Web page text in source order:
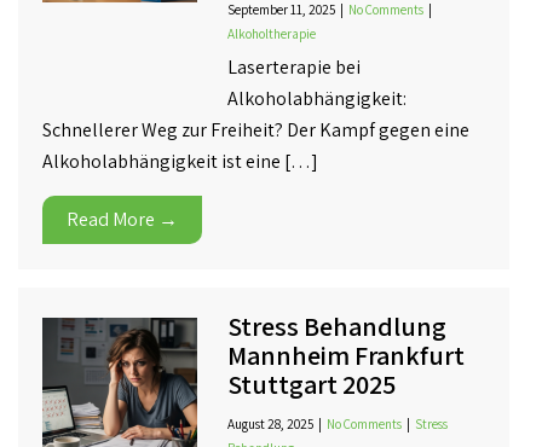
September 11, 2025 No Comments
Alkoholtherapie
Laserterapie bei
Alkoholabhängigkeit:
Schnellerer Weg zur Freiheit? Der Kampf gegen eine
Alkoholabhängigkeit ist eine […]
Read More →
Stress Behandlung
Mannheim Frankfurt
Stuttgart 2025
August 28, 2025 No Comments
Stress